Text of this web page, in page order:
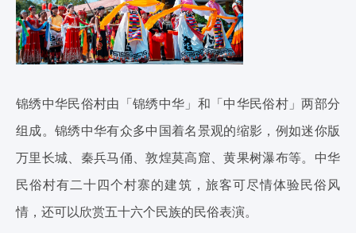
锦绣中华民俗村由「锦绣中华」和「中华民俗村」两部分
组成。锦绣中华有众多中国着名景观的缩影，例如迷你版
万里长城、秦兵马俑、敦煌莫高窟、黄果树瀑布等。中华
民俗村有二十四个村寨的建筑，旅客可尽情体验民俗风
情，还可以欣赏五十六个民族的民俗表演。